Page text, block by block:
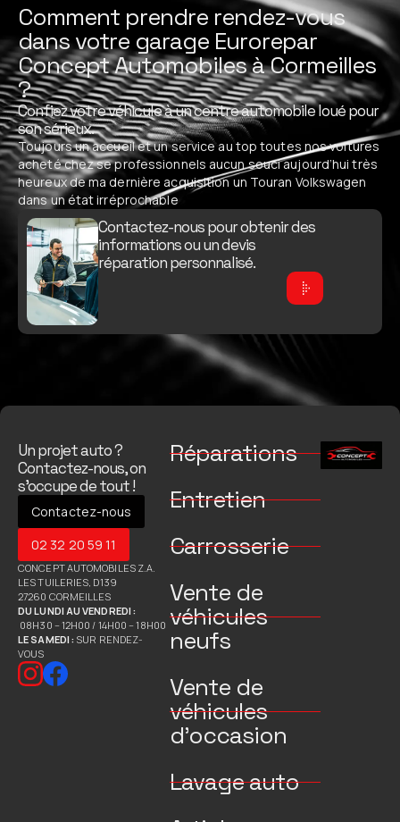
Comment prendre rendez-vous
dans votre garage Eurorepar
Concept Automobiles à Cormeilles
?
Confiez votre véhicule à un centre automobile loué pour
son sérieux.
Toujours un accueil et un service au top toutes nos voitures
acheté chez se professionnels aucun souci aujourd’hui très
heureux de ma dernière acquisition un Touran Volkswagen
dans un état irréprochable
Contactez-nous pour obtenir des
informations ou un devis
réparation personnalisé.
Un projet auto ?
Contactez-nous, on
s’occupe de tout !
Contactez-nous
02 32 20 59 11
CONCEPT AUTOMOBILES Z.A.
LES TUILERIES, D139
27260 CORMEILLES
DU LUNDI AU VENDREDI :
08H30 – 12H00 / 14H00 – 18H00
LE SAMEDI : SUR RENDEZ-
VOUS
Réparations
Entretien
Carrosserie
Vente de
véhicules
neufs
Vente de
véhicules
d’occasion
Lavage auto